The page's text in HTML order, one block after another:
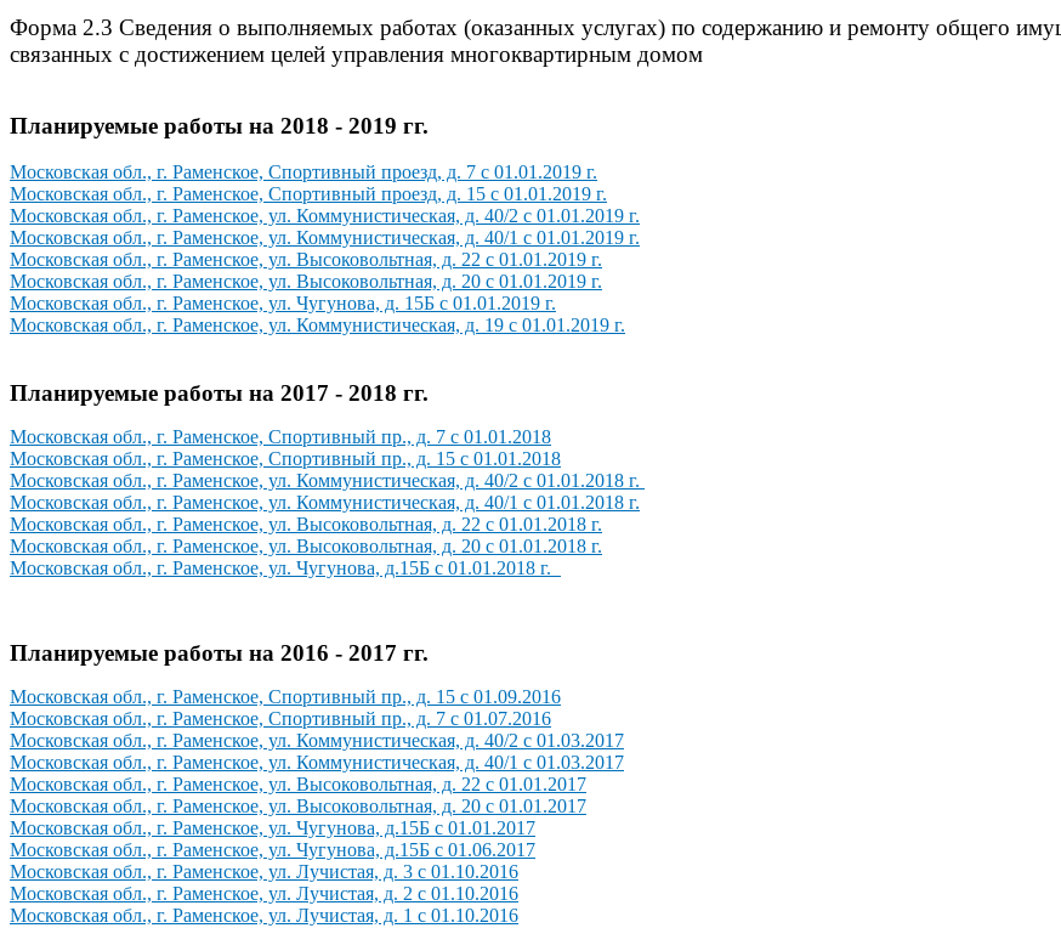
Форма 2.3 Сведения о выполняемых работах (оказанных услугах) по содержанию и ремонту общего
связанных с достижением целей управления многоквартирным домом
Планируемые работы на 2018 - 2019 гг.
Московская обл., г. Раменское, Спортивный проезд, д. 7 с 01.01.2019 г.
Московская обл., г. Раменское, Спортивный проезд, д. 15 с 01.01.2019 г.
Московская обл., г. Раменское, ул. Коммунистическая, д. 40/2 с 01.01.2019 г.
Московская обл., г. Раменское, ул. Коммунистическая, д. 40/1 с 01.01.2019 г.
Московская обл., г. Раменское, ул. Высоковольтная, д. 22 с 01.01.2019 г.
Московская обл., г. Раменское, ул. Высоковольтная, д. 20 с 01.01.2019 г.
Московская обл., г. Раменское, ул. Чугунова, д. 15Б с 01.01.2019 г.
Московская обл., г. Раменское, ул. Коммунистическая, д. 19 с 01.01.2019 г.
Планируемые работы на 2017 - 2018 гг.
Московская обл., г. Раменское, Спортивный пр., д. 7 с 01.01 .2018
Московская обл., г. Раменское, Спортивный пр., д. 15 с 01.01.2018
Московская обл., г. Раменское, ул. Коммунистическая, д. 40/2 с 01.01.2018 г.
Московская обл., г. Раменское, ул. Коммунистическая, д. 40/1 с 01.01.2018 г.
Московская обл., г. Раменское, ул. Высоковольтная, д. 22 с 01.01.2018 г.
Московская обл., г. Раменское, ул. Высоковольтная, д. 20 с 01.01.2018 г.
Московская обл., г. Раменское, ул. Чугунова, д.15Б с 01.01.2018 г.
Планируемые работы на 2016 - 2017 гг.
Московская обл., г. Раменское, Спортивный пр., д. 15 с 01.09.2016
Московская обл., г. Раменское, Спортивный пр., д. 7 с 01.07.2016
Московская обл., г. Раменское, ул. Коммунистическая, д. 40/2 с 01.03.2017
Московская обл., г. Раменское, ул. Коммунистическая, д. 40/1 с 01.03.2017
Московская обл., г. Раменское, ул. Высоковольтная, д. 22 с 01.01.2017
Московская обл., г. Раменское, ул. Высоковольтная, д. 20 с 01.01.2017
Московская обл., г. Раменское, ул. Чугунова, д.15Б с 01.01.2017
Московская обл., г. Раменское, ул. Чугунова, д.15Б с 01.06.2017
Московская обл., г. Раменское, ул. Лучистая, д. 3 с 01.10.2016
Московская обл., г. Раменское, ул. Лучистая, д. 2 с 01.10.2016
Московская обл., г. Раменское, ул. Лучистая, д. 1 с 01.10.2016